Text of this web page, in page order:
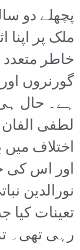
پچھلے دو
ملک پر
خاطر
گورنروں
ہے۔ حال
لطفی
اختلاف
اور اس کی
نورالدین
تعینات
رہی تھی۔